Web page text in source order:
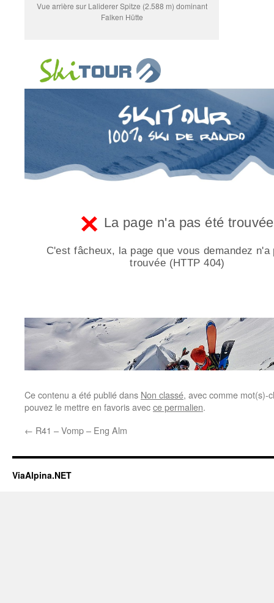
Vue arrière sur Laliderer Spitze (2.588 m) dominant
Falken Hütte
Ce contenu a été publié dans Non classé, avec comme mot(s)-
pouvez le mettre en favoris avecce permalien.
← R41 – Vomp – Eng Alm
ViaAlpina.NET